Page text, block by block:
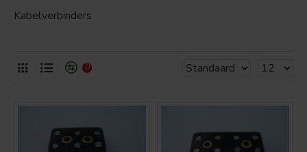
Kabelverbinders
0